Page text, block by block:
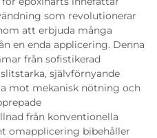
som revolutionerar
att erbjuda många
en enda applicering. Denna
från sofistikerad
självförnyande
mot mekanisk nötning och
från konventionella
omapplicering bibehåller